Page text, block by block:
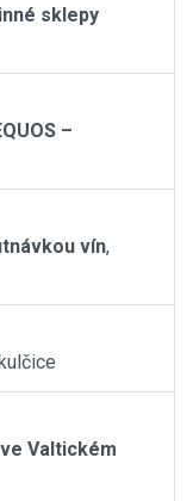
sklepy
–
vín,
Valtickém